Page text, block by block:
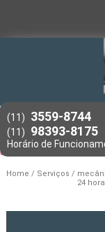
(11) 3559-8744
(11) 98393-8175
Home Serviços
24